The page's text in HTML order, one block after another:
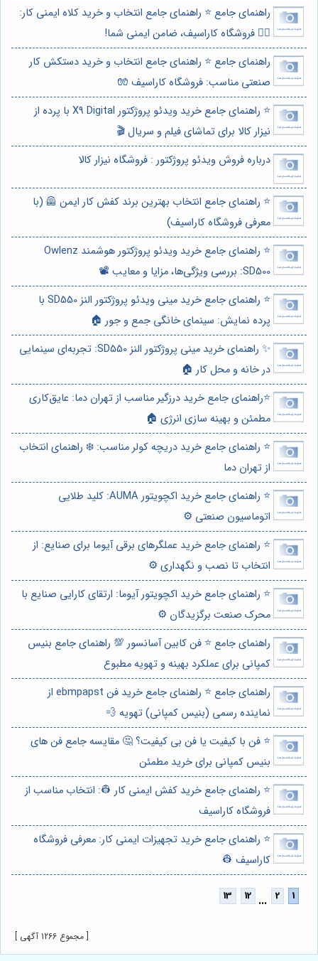
راهنمای جامع ⭐️ راهنمای جامع انتخاب و خرید کلاه ایمنی کار:
👷‍♀️ فروشگاه کاراسیف، ضامن ایمنی شما!
راهنمای جامع ⭐️ راهنمای جامع انتخاب و خرید دستکش کار
صنعتی مناسب: فروشگاه کاراسیف 🧤
⭐️ راهنمای جامع خرید ویدئو پروژکتور X9 Digital با پرده از
نیزار کالا برای تماشای فیلم و سریال 🎬
درباره فروش ویدئو پروژکتور : فروشگاه نیزار کالا
⭐️ راهنمای جامع انتخاب بهترین برند کفش کار ایمن 🦺 (با
معرفی فروشگاه کاراسیف)
⭐️ راهنمای جامع خرید ویدئو پروژکتور هوشمند Owlenz
SD500: بررسی ویژگی‌ها، مزایا و معایب 📽️
⭐️ راهنمای جامع خرید مینی ویدئو پروژکتور النز SD550 با
پرده نمایش: سینمای خانگی جمع و جور 🏠
✨ راهنمای خرید مینی پروژکتور النز SD550: تجربه‌ای سینمایی
در خانه و محل کار 🏠
⭐️راهنمای جامع خرید درزگیر مناسب از تهران دما: عایق‌کاری
مطمئن و بهینه سازی انرژی 🏠
⭐️ راهنمای جامع خرید دریچه کولر مناسب: ❄️ راهنمای انتخاب
از تهران دما
⭐️ راهنمای جامع خرید اکچویتور AUMA: کلید طلایی
اتوماسیون صنعتی ⚙️
⭐️ راهنمای جامع خرید عملگرهای برقی آیوما برای صنایع: از
انتخاب تا نصب و نگهداری ⚙️
⭐️ راهنمای جامع خرید اکچویتور آیوما: ارتقای کارایی صنایع با
محرک صنعت برگزیدگان ⚙️
راهنمای جامع ⭐️ فن کابین آسانسور 💯 راهنمای جامع بنیس
کمپانی برای عملکرد بهینه و تهویه مطبوع
راهنمای جامع ⭐️ راهنمای جامع خرید فن ebmpapst از
نماینده رسمی (بنیس کمپانی) تهویه 💨
⭐️ فن با کیفیت یا فن بی کیفیت؟ 🤔 مقایسه جامع فن های
بنیس کمپانی برای خرید مطمئن
⭐️ راهنمای جامع خرید کفش ایمنی کار 👷: انتخاب مناسب از
فروشگاه کاراسیف
⭐️ راهنمای جامع خرید تجهیزات ایمنی کار: معرفی فروشگاه
کاراسیف 👷
...
[ مجموع 1266 آگهی ]